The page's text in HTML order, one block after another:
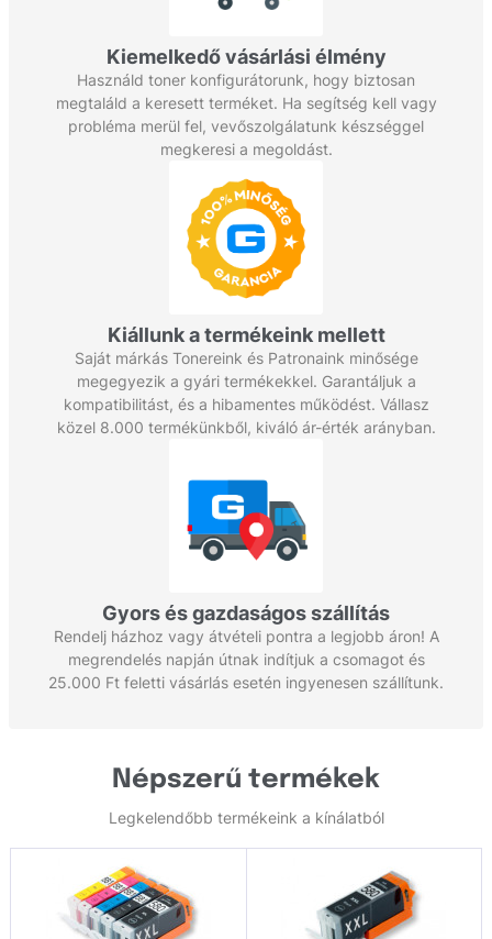
Kiemelkedő vásárlási élmény
Használd toner konfigurátorunk, hogy biztosan
megtaláld a keresett terméket. Ha segítség kell vagy
probléma merül fel, vevőszolgálatunk készséggel
megkeresi a megoldást.
Kiállunk a termékeink mellett
Saját márkás Tonereink és Patronaink minősége
megegyezik a gyári termékekkel. Garantáljuk a
kompatibilitást, és a hibamentes működést. Vállasz
közel 8.000 termékünkből, kiváló ár-érték arányban.
Gyors és gazdaságos szállítás
Rendelj házhoz vagy átvételi pontra a legjobb áron! A
megrendelés napján útnak indítjuk a csomagot és
25.000 Ft feletti vásárlás esetén ingyenesen szállítunk.
Népszerű termékek
Legkelendőbb termékeink a kínálatból